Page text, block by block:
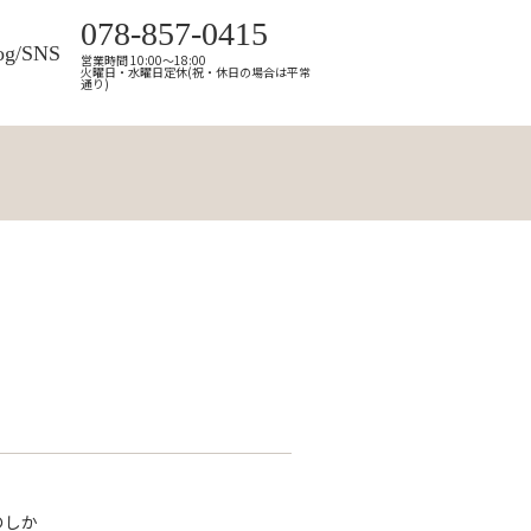
SNS
078-857-0415
営業時間 10:00～18:00
火曜日・水曜日定休(祝・休日の場合は平常
通り)
か